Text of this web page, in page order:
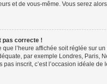
et de vous-même. Vous serez
pas correcte !
que l’heure affichée soit réglée sur
par exemple Londres, Paris,
pas inscrit, c’est l’occasion idéale de